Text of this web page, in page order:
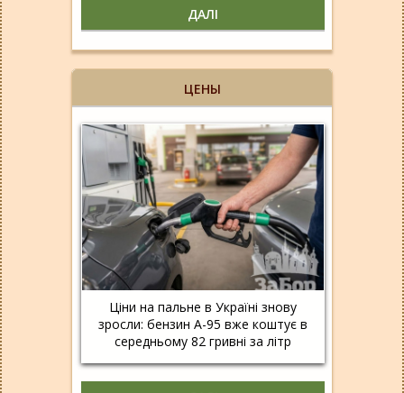
ДАЛІ
ЦЕНЫ
Ціни на пальне в Україні знову
зросли: бензин А-95 вже коштує в
середньому 82 гривні за літр